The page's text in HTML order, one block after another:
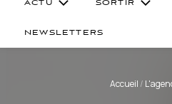
ACTU SORTIR
NEWSLETTERS
Accueil /